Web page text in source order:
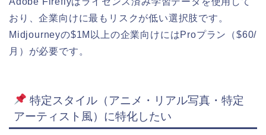
おり、企業向けに最もリスクが低い選択肢です。
Midjourneyの$1M以上の企業向けにはProプラン（$60/
月）が必要です。
特定スタイル（アニメ・リアル写真・特定
アーティスト風）に特化したい